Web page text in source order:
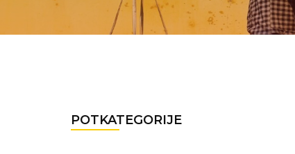
POTKATEGORIJE